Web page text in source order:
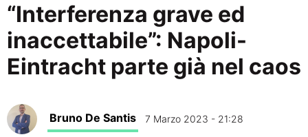
“Interferenza grave ed
inaccettabile”: Napoli-
Eintracht parte già nel caos
Bruno De Santis 7 Marzo 2023 - 21:28